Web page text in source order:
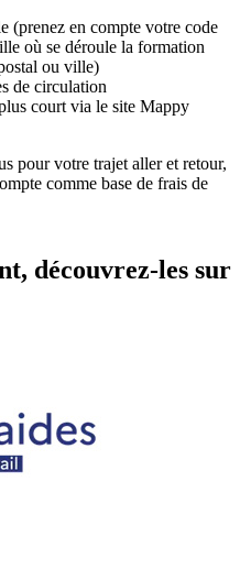
(prenez en compte votre code
où se déroule la formation
ou ville)
de circulation
court via le site Mappy
pour votre trajet aller et retour,
comme base de frais de
découvrez-les sur